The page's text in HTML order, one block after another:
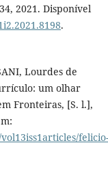
2021. Disponível
.
Lourdes de
um olhar
Fronteiras, [S. l.],
felicio-